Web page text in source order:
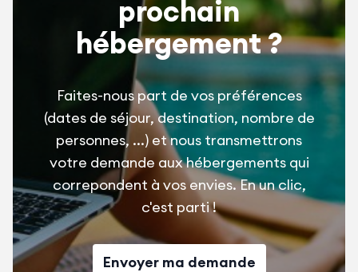
prochain
hébergement ?
Faites-nous part de vos préférences
(dates de séjour, destination, nombre de
personnes, ...) et nous transmettrons
votre demande aux hébergements qui
correpondent à vos envies. En un clic,
c'est parti !
Envoyer ma demande